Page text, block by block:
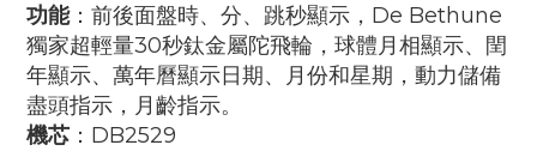
功能：前後面盤時、分、跳秒顯示，De Bethune
獨家超輕量30秒鈦金屬陀飛輪，球體月相顯示、閏
年顯示、萬年曆顯示日期、月份和星期，動力儲備
盡頭指示，月齡指示。
機芯 ：DB2529